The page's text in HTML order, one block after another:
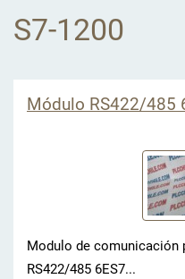
S7-1200
Módulo RS422/485
Modulo de comunicación
RS422/485 6ES7...